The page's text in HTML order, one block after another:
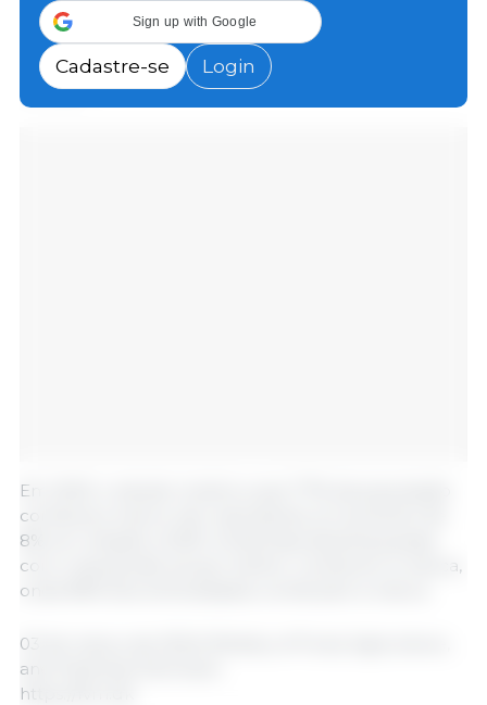
Alimentos. A pesquisa é uma medida de
conscientização sobre o Selo Estadual de Bem-Estar
Animal "Bedre Dyrewelfærd" (Melhor bem-estar
animal).
Em 2023, o estudo mostrou que 77% da população
conhecia a marca. Isto representa um aumento de
8% em relação a 2020. As famílias dinamarquesas
com crianças são as que melhor conhecem a marca,
onde 85% dos entrevistados conheciam a marca.
03 de março de 2024/ Ministry of Food, Agriculture,
and Fisheries/ Denmark.
https://fvm.dk
Sign up with Google
Cadastre-se Login